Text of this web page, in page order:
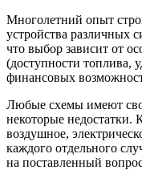
Многолетний опыт
устройства различных
что выбор зависит от
(доступности топлива,
финансовых
Любые схемы имеют
некоторые недостатки.
воздушное,
каждого отдельного
на поставленный